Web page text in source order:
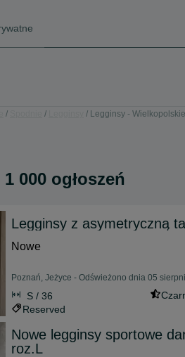
Legginsy - Wielkopolskie
1 000 ogłoszeń
Legginsy z asymetryczną
Nowe
Poznań, Jeżyce - Odświeżono dnia 05
S / 36
Reserved
Nowe legginsy sportowe
roz.L